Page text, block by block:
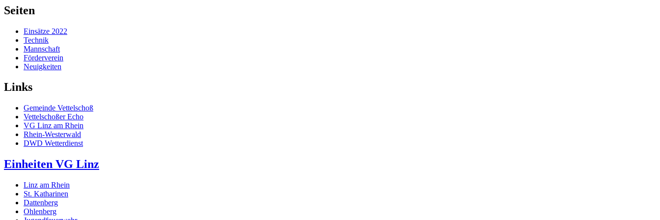
Seiten
Einsätze 2022
Technik
Mannschaft
Förderverein
Neuigkeiten
Links
Gemeinde Vettelschoß
Vettelschoßer Echo
VG Linz am Rhein
Rhein-Westerwald
DWD Wetterdienst
Einheiten VG Linz
Linz am Rhein
St. Katharinen
Dattenberg
Ohlenberg